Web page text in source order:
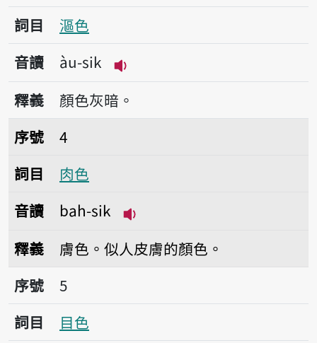
詞目
漚色
音讀
àu-sik
播放音讀àu-sik
釋義
顏色灰暗。
序號4肉色
序號
4
詞目
肉色
音讀
bah-sik
釋義
膚色。似人皮膚的顏色。
序號5目色
序號
5
詞目
目色